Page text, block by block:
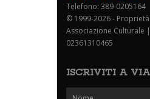
Telefono: 389-0205164
© 1999-2026 - Proprietà
Associazione Culturale
02361310465
ISCRIVITI A